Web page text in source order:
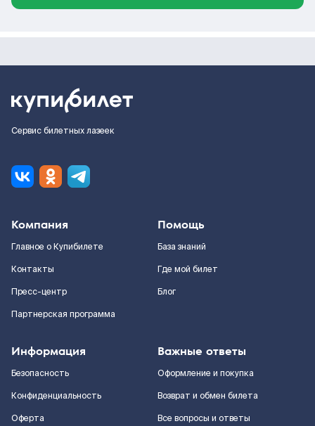
Сервис билетных лазеек
Компания
Главное о Купибилете
Контакты
Пресс-центр
Партнерская программа
Помощь
База знаний
Где мой билет
Блог
Информация
Безопасность
Конфиденциальность
Оферта
Важные ответы
Оформление и покупка
Возврат и обмен билета
Все вопросы и ответы